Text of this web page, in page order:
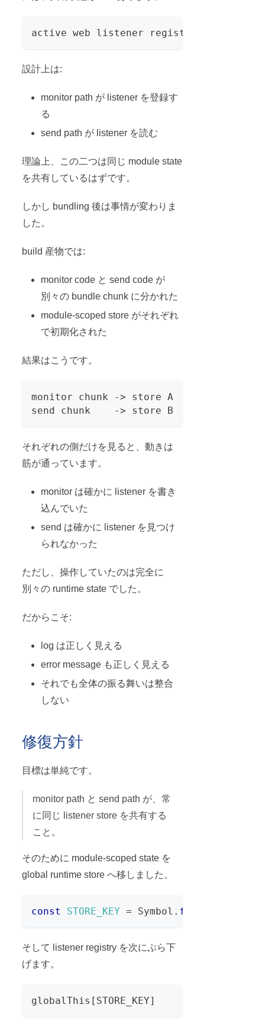
active web listener registry
設計上は:
monitor path が listener を登録す
る
send path が listener を読む
理論上、この二つは同じ module state
を共有しているはずです。
しかし bundling 後は事情が変わりま
した。
build 産物では:
monitor code と send code が
別々の bundle chunk に分かれた
module-scoped store がそれぞれ
で初期化された
結果はこうです。
monitor chunk -> store A
send chunk    -> store B
それぞれの側だけを見ると、動きは
筋が通っています。
monitor は確かに listener を書き
込んでいた
send は確かに listener を見つけ
られなかった
ただし、操作していたのは完全に
別々の runtime state でした。
だからこそ:
log は正しく見える
error message も正しく見える
それでも全体の振る舞いは整合
しない
修復方針
目標は単純です。
monitor path と send path が、常
に同じ listener store を共有する
こと。
そのために module-scoped state を
global runtime store へ移しました。
const STORE_KEY = Symbol . for
そして listener registry を次にぶら下
げます。
globalThis[STORE_KEY]